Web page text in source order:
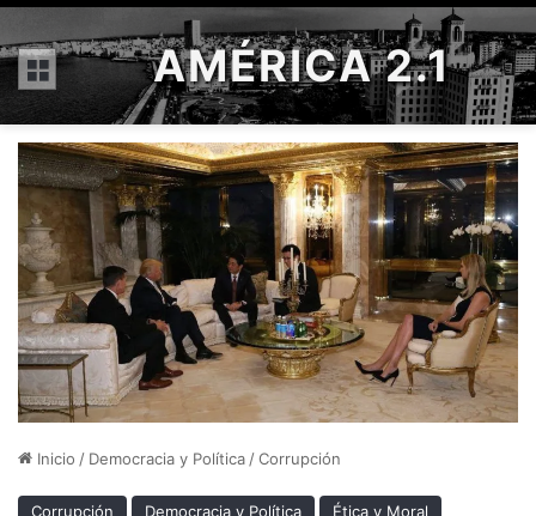
Menú AMÉRICA 2.1
Inicio / Democracia y Política /Corrupción
Corrupción Democracia y Política
Ética y Moral